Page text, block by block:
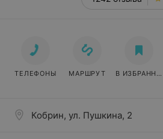
Кобрин, ул. Пушкина, 2
ТЕЛЕФОНЫ МАРШРУТ В ИЗБРАННОЕ